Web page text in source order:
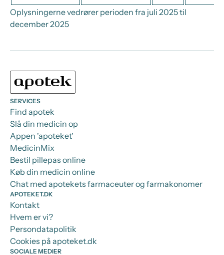
Oplysningerne vedrører perioden fra juli 2025 til
december 2025
SERVICES
Find apotek
Slå din medicin op
Appen 'apoteket'
MedicinMix
Bestil pillepas online
Køb din medicin online
Chat med apotekets farmaceuter og farmakonomer
APOTEKET.DK
Kontakt
Hvem er vi?
Persondatapolitik
Cookies på apoteket.dk
SOCIALE MEDIER